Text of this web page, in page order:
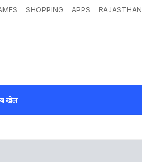
SHOPPING APPS RAJASTHAN
खेल